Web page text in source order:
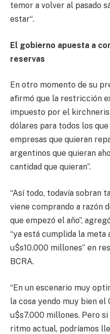
temor a volver al pasado
estar“.
El gobierno apuesta a
reservas
En otro momento de su
afirmó que la restricción
impuesto por el
dólares para todos los
empresas que quieran
argentinos que quieran
cantidad que quieran”.
“Así todo, todavía sobran
viene comprando a razón
que empezó el año”,
“ya está cumplida la meta
u$s10.000 millones” en
BCRA.
“En un escenario muy
la cosa yendo muy bien
u$s7.000 millones. Pero
ritmo actual, podríamos